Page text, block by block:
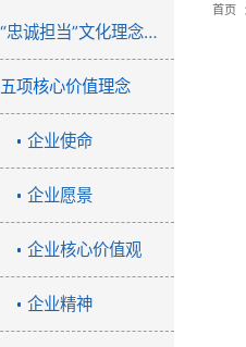
“忠诚担当”文化理念系统
五项核心价值理念
企业使命
企业愿景
企业核心价值观
企业精神
首页